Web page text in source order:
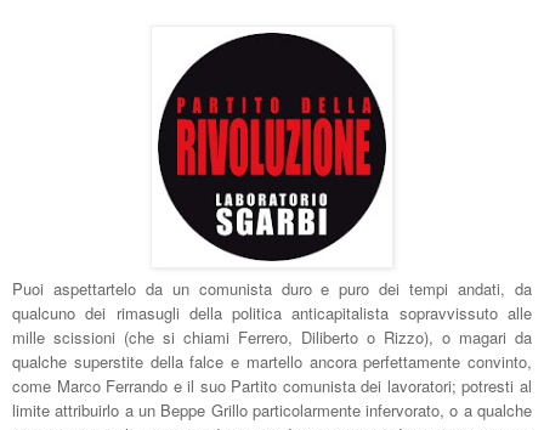
Puoi aspettartelo da un comunista duro e puro dei tempi andati, da
qualcuno dei rimasugli della politica anticapitalista sopravvissuto alle
mille scissioni (che si chiami Ferrero, Diliberto o Rizzo), o magari da
qualche superstite della falce e martello ancora perfettamente convinto,
come Marco Ferrando e il suo Partito comunista dei lavoratori; potresti al
limite attribuirlo a un Beppe Grillo particolarmente infervorato, o a qualche